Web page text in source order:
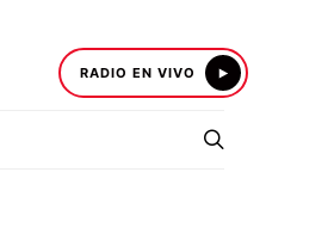
RADIO EN VIVO